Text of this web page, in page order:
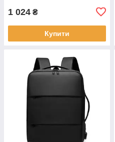
1 024 ₴
Купити